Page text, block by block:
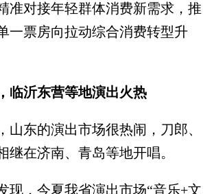
准对接年轻群体消费新需求，推
一票房向拉动综合消费转型升
沂东营等地演出火热
东的演出市场很热闹，刀郎、
继在济南、青岛等地开唱。
，今夏我省演出市场“音乐+文